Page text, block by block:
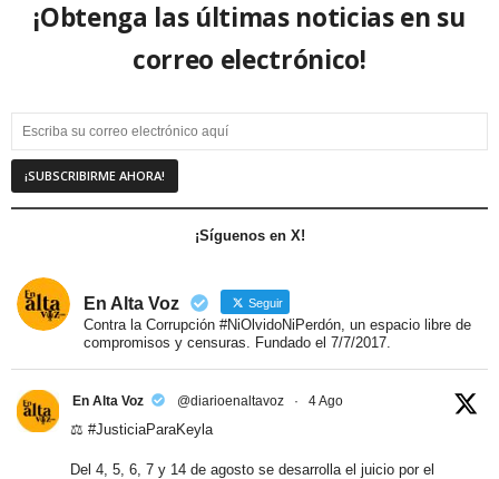
¡Obtenga las últimas noticias en su
correo electrónico!
¡Síguenos en X!
En Alta Voz Seguir
Contra la Corrupción #NiOlvidoNiPerdón, un espacio libre de
compromisos y censuras. Fundado el 7/7/2017.
En Alta Voz @diarioenaltavoz · 4 Ago
⚖️ #JusticiaParaKeyla
Del 4, 5, 6, 7 y 14 de agosto se desarrolla el juicio por el